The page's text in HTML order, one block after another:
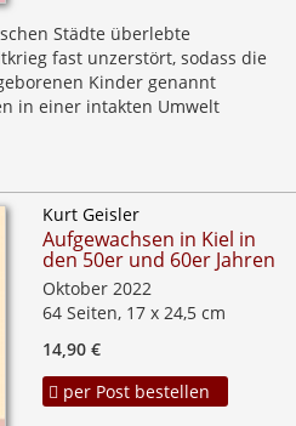
Städte überlebte
fast unzerstört, sodass die
Kinder genannt
in einer intakten Umwelt
Kurt Geisler
Aufgewachsen in Kiel in
den 50er und 60er Jahren
Oktober 2022
64 Seiten, 17 x 24,5 cm
14,90 €
per Post bestellen